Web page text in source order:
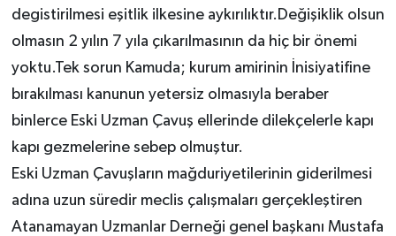
degistirilmesi eşitlik ilkesine aykırılıktır.Değişiklik olsun
olmasın 2 yılın 7 yıla çıkarılmasının da hiç bir önemi
yoktu.Tek sorun Kamuda; kurum amirinin İnisiyatifine
bırakılması kanunun yetersiz olmasıyla beraber
binlerce Eski Uzman Çavuş ellerinde dilekçelerle kapı
kapı gezmelerine sebep olmuştur.
Eski Uzman Çavuşların mağduriyetilerinin giderilmesi
adına uzun süredir meclis çalışmaları gerçekleştiren
Atanamayan Uzmanlar Derneği genel başkanı Mustafa